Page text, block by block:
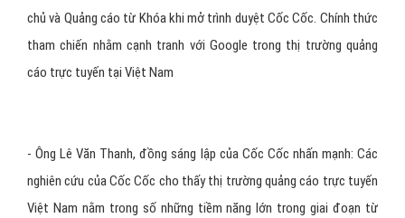
chủ và Quảng cáo từ Khóa khi mở trình duyệt Cốc Cốc. Chính thức
tham chiến nhằm cạnh tranh với Google trong thị trường quảng
cáo trực tuyến tại Việt Nam
- Ông Lê Văn Thanh, đồng sáng lập của Cốc Cốc nhấn mạnh: Các
nghiên cứu của Cốc Cốc cho thấy thị trường quảng cáo trực tuyến
Việt Nam nằm trong số những tiềm năng lớn trong giai đoạn từ